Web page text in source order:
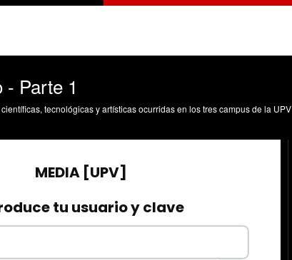
- Parte 1
tecnológicas y artísticas ocurridas en los tres campus de la UPV